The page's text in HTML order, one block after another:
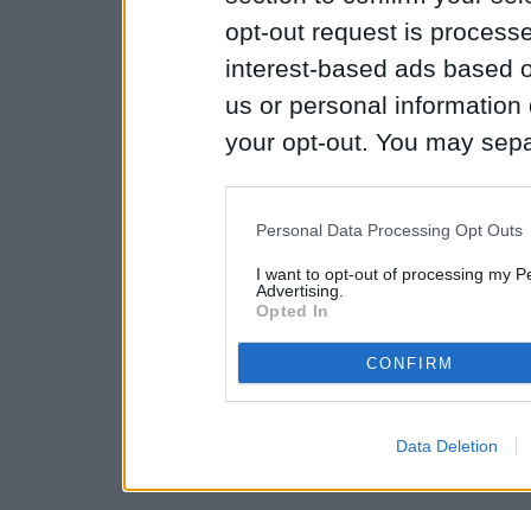
opt-out request is
interest-based ads based
us or personal
your opt-out. You may
Downstream Participants
third parties.
Personal Data Processing Opt Outs
I want to opt-out of processing my
Advertising.
Opted In
CONFIRM
Data Deletion